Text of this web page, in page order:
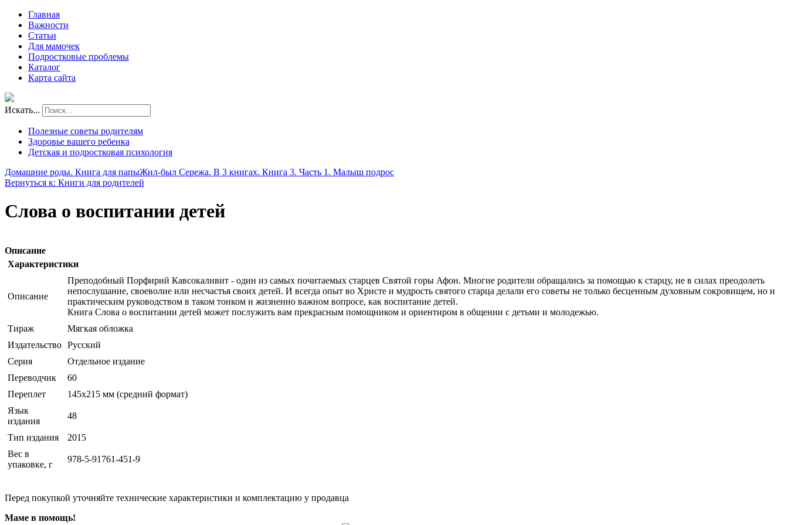
Главная
Важности
Статьи
Для мамочек
Подростковые проблемы
Каталог
Карта сайта
Искать...
Полезные советы родителям
Здоровье вашего ребенка
Детская и подростковая психология
Домашние роды. Книга для папыЖил-был Сережа. В 3 книгах. Книга 3. Часть 1. Малыш подрос
Вернуться к: Книги для родителей
Слова о воспитании детей
Описание
Характеристики
Описание
Преподобный Порфирий Кавсокаливит - один из самых почитаемых старцев Святой горы Афон. Многие родители обращались за помощью к старцу, не в силах преодолеть
непослушание, своеволие или несчастья своих детей. И всегда опыт во Христе и мудрость святого старца делали его советы не только бесценным духовным сокровищем, но и
практическим руководством в таком тонком и жизненно важном вопросе, как воспитание детей.
Книга Слова о воспитании детей может послужить вам прекрасным помощником и ориентиром в общении с детьми и молодежью.
Тираж
Мягкая обложка
Издательство Русский
Серия
Отдельное издание
Переводчик
60
Переплет
145х215 мм (средний формат)
Язык
издания
48
Тип издания
2015
Вес в
упаковке, г
978-5-91761-451-9
Перед покупкой уточняйте технические характеристики и комплектацию у продавца
Маме в помощь!